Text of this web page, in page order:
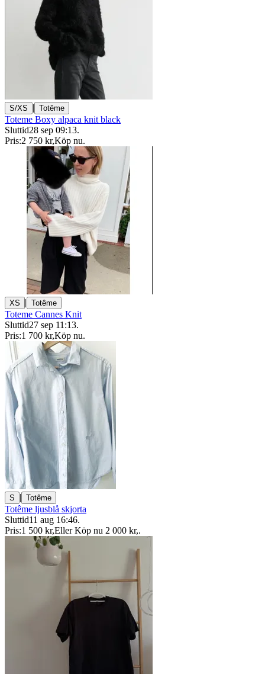
S/XS | Totême
Toteme Boxy alpaca knit black
Sluttid28 sep 09:13.
Pris:2 750 kr,Köp nu.
XS | Totême
Toteme Cannes Knit
Sluttid27 sep 11:13.
Pris:1 700 kr,Köp nu.
S | Totême
Totême ljusblå skjorta
Sluttid11 aug 16:46.
Pris:1 500 kr,Eller Köp nu 2 000 kr,.